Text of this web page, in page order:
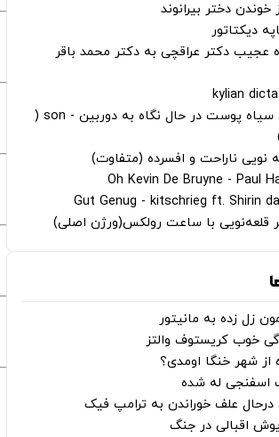
خوندن دختر بیرانوند
دیکتاتور
عجیب دکتر عراقچی به دکتر محمد باقر
دانلود قالب مرد سیاه پوست در حال نگاه به دوربین - son (
نویی ناراحت و افسرده (متفاوت)
قلعه‌نویی با ساعت رولکس(ورژن اصلی)
زل زده به مانیتور
خوب کریستوف والتز
از شهر خنگا اومدی؟
اسفنجی له شده
درحال علف خوراندن به ترامپ فیک
اقبالی در جنگ